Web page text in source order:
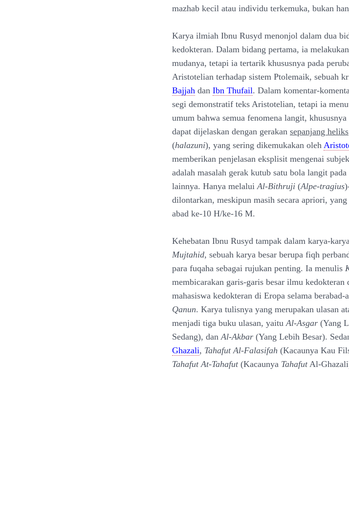
mazhab kecil atau individu terkemuka, bukan
Karya ilmiah Ibnu Rusyd menonjol dalam dua
kedokteran. Dalam bidang pertama, ia
mudanya, tetapi ia tertarik khususnya pada
Aristotelian terhadap sistem Ptolemaik, sebuah
Bajjah dan Ibn Thufail. Dalam komentar-
segi demonstratif teks Aristotelian, tetapi ia
umum bahwa semua fenomena langit,
dapat dijelaskan dengan gerakan sepanjang heliks
(halazuni), yang sering dikemukakan oleh
memberikan penjelasan eksplisit mengenai
adalah masalah gerak kutub satu bola langit
lainnya. Hanya melaluiAl-Bithruji (Alpe-tragius
dilontarkan, meskipun masih secara apriori,
abad ke-10 H/ke-16 M.
Kehebatan Ibnu Rusyd tampak dalam karya-
Mujtahid, sebuah karya besar berupa fiqh
para fuqaha sebagai rujukan penting. Ia menulis
membicarakan garis-garis besar ilmu kedokteran
mahasiswa kedokteran di Eropa selama
Qanun. Karya tulisnya yang merupakan ulasan
menjadi tiga buku ulasan, yaituAl-Asgar (Yang
Sedang), danAl-Akbar (Yang Lebih Besar).
Ghazali, Tahafut Al-Falasifah (Kacaunya Kau
Tahafut At-Tahafut (Kacaunya TahafutAl-